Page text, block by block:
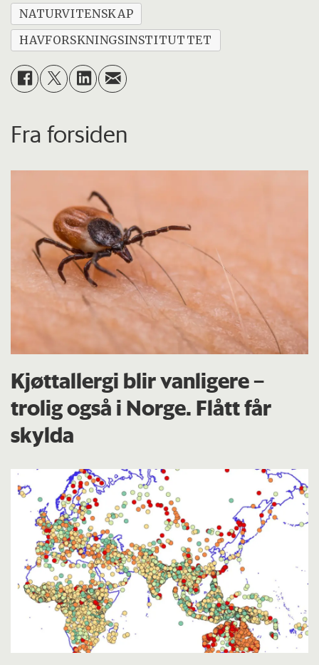
NATURVITENSKAP
HAVFORSKNINGSINSTITUTTET
Fra forsiden
Kjøttallergi blir vanligere –
trolig også i Norge. Flått får
skylda